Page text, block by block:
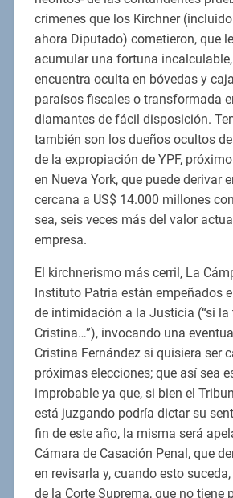
crímenes que los Kirchner
ahora Diputado) cometieron, que
acumular una fortuna
encuentra oculta en bóvedas y
paraísos fiscales o transformada
diamantes de fácil disposición.
también son los dueños ocultos
de la expropiación de YPF,
en Nueva York, que puede derivar
cercana a US$ 14.000 millones
sea, seis veces más del valor
empresa.
El kirchnerismo más cerril, La
Instituto Patria están empeñados
de intimidación a la Justicia (“si la
Cristina…”), invocando una
Cristina Fernández si quisiera ser
próximas elecciones; que así sea
improbable ya que, si bien el
está juzgando podría dictar su
fin de este año, la misma será
Cámara de Casación Penal, que
en revisarla y, cuando esto
de la Corte Suprema, que no tiene